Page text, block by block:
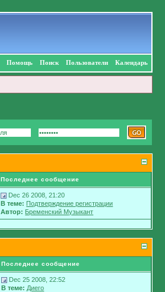
Помощь Поиск Пользователи Календарь
Последнее сообщение
Dec 26 2008, 21:20
В теме: Подтверждение регистрации
Автор: Бременский Музыкант
Последнее сообщение
Dec 25 2008, 22:52
В теме: Диего